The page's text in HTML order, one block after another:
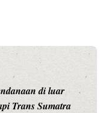
luar